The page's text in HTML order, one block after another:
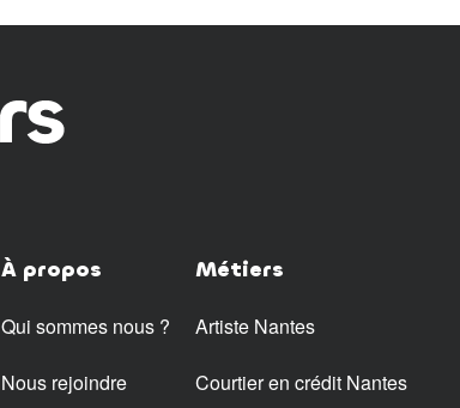
À propos
Qui sommes nous ?
Nous rejoindre
Métiers
Artiste Nantes
Courtier en crédit Nantes